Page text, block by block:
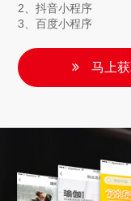
2、抖音小程序
3、百度小程序
马上